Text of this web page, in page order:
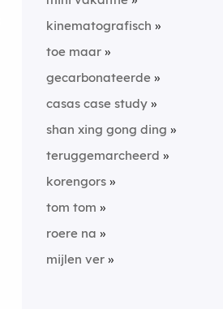
kinematografisch
toe maar
gecarbonateerde
casas case study
shan xing gong ding
teruggemarcheerd
korengors
tom tom
roere na
mijlen ver